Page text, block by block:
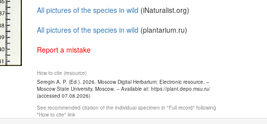
All pictures of the species in wild (iNaturalist.org)
All pictures of the species in wild (plantarium.ru)
Report a mistake
How to cite (resource)
Seregin A. P. (Ed.). 2026. Moscow Digital Herbarium: Electronic resource. –
Moscow State University, Moscow. – Available at: https://plant.depo.msu.ru/
(accessed 07.08.2026)
See recommended citation of the individual specimen in "Full record" following
"How to cite" link